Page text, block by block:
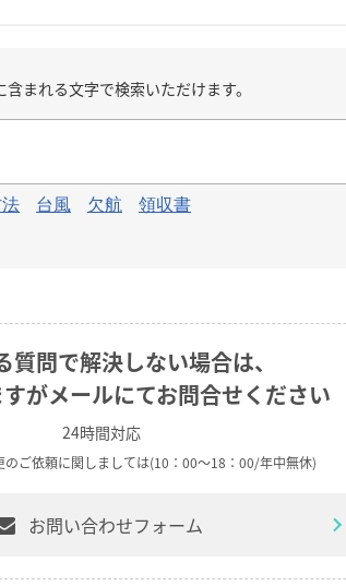
まれる文字で検索いただけます。
台風 欠航 領収書
質問で解決しない場合は、
がメールにてお問合せください
24時間対応
ご依頼に関しましては(10：00～18：00/年中無休)
お問い合わせフォーム